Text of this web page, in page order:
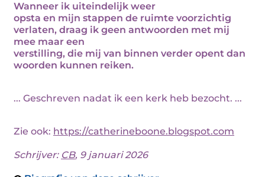
Wanneer ik uiteindelijk weer
opsta en mijn stappen de ruimte voorzichtig
verlaten, draag ik geen antwoorden met mij
mee maar een
verstilling, die mij van binnen verder opent dan
woorden kunnen reiken.
... Geschreven nadat ik een kerk heb bezocht. ...
Zie ook: https://catherineboone.blogspot.com
Schrijver: CB, 9 januari 2026